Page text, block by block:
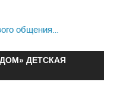
общения…
ДЕТСКАЯ